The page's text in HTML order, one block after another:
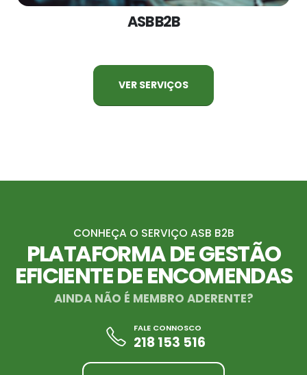
ASB B2B
VER SERVIÇOS
CONHEÇA O SERVIÇO ASB B2B
PLATAFORMA DE GESTÃO
EFICIENTE DE ENCOMENDAS
AINDA NÃO É MEMBRO ADERENTE?
FALE CONNOSCO
218 153 516